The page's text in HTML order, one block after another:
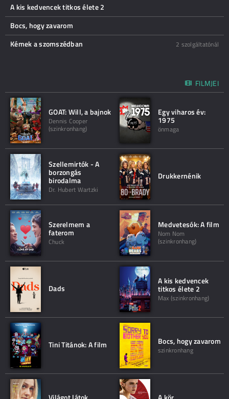
A kis kedvencek titkos élete 2
Bocs, hogy zavarom
Kémek a szomszédban
2 szolgáltatónál
FILMJEI
GOAT: Will, a bajnok
Dennis Cooper
(szinkronhang)
Egy viharos év:
1975
önmaga
Szellemirtók - A
borzongás
birodalma
Dr. Hubert Wartzki
Drukkernénik
Szerelmem a
faterom
Chuck
Medvetesók: A film
Nom Nom
(szinkronhang)
Dads
A kis kedvencek
titkos élete 2
Max (szinkronhang)
Tini Titánok: A film Bocs, hogy zavarom
szinkronhang